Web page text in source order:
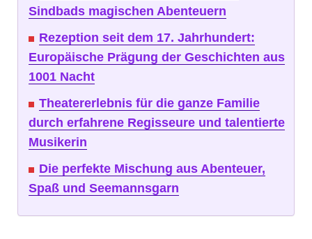
Sindbads magischen Abenteuern
Rezeption seit dem 17. Jahrhundert:
Europäische Prägung der Geschichten aus
1001 Nacht
Theatererlebnis für die ganze Familie
durch erfahrene Regisseure und talentierte
Musikerin
Die perfekte Mischung aus Abenteuer,
Spaß und Seemannsgarn